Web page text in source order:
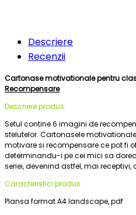
Descriere
Recenzii
Cartonase motivationale pentru
Recompensare
Descriere produs:
Setul contine 6 imagini de
stelutelor. Cartonasele
motivare si recompensare ce pot fi
determinandu-i pe cei mici sa
seriei, devenind astfel, mai
Caracteristici produs:
Plansa format A4 landscape, pdf